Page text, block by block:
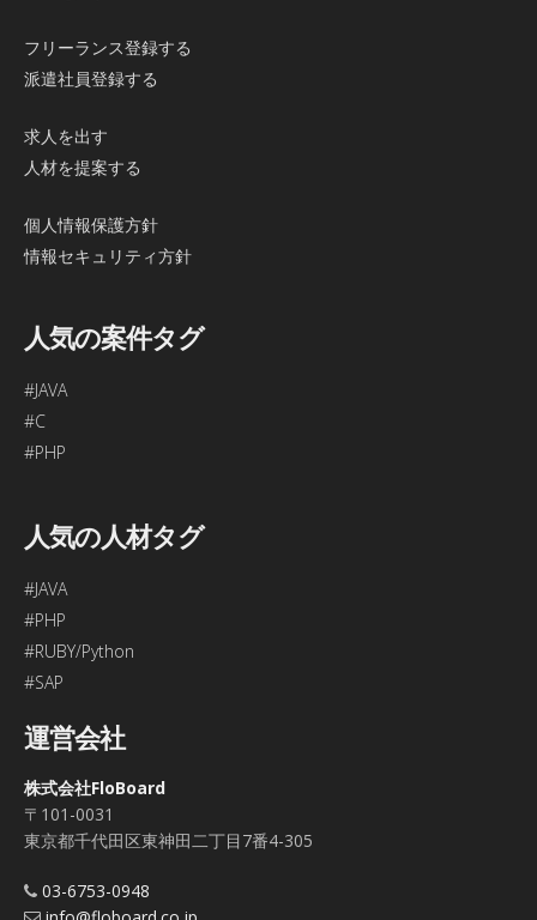
フリーランス登録する
派遣社員登録する
求人を出す
人材を提案する
個人情報保護方針
情報セキュリティ方針
人気の案件タグ
#JAVA
#C
#PHP
人気の人材タグ
#JAVA
#PHP
#RUBY/Python
#SAP
運営会社
株式会社FloBoard
〒101-0031
東京都千代田区東神田二丁目7番4-305
03-6753-0948